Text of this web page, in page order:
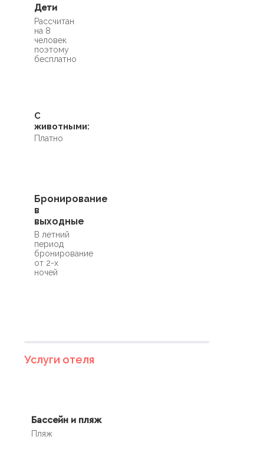
Дети
Рассчитан
на 8
человек
поэтому
бесплатно
С
животными:
Платно
Бронирование
в
выходные
В летний
период
бронирование
от 2-х
ночей
Услуги отеля
Бассейн и пляж
Пляж